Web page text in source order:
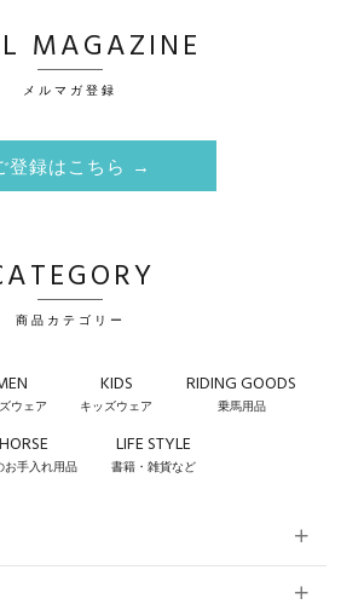
MAGAZINE
メルマガ登録
登録はこちら →
商品カテゴリー
ウェア
KIDS
キッズウェア
RIDING GOODS
乗馬用品
お手入れ用品
LIFE STYLE
書籍・雑貨など